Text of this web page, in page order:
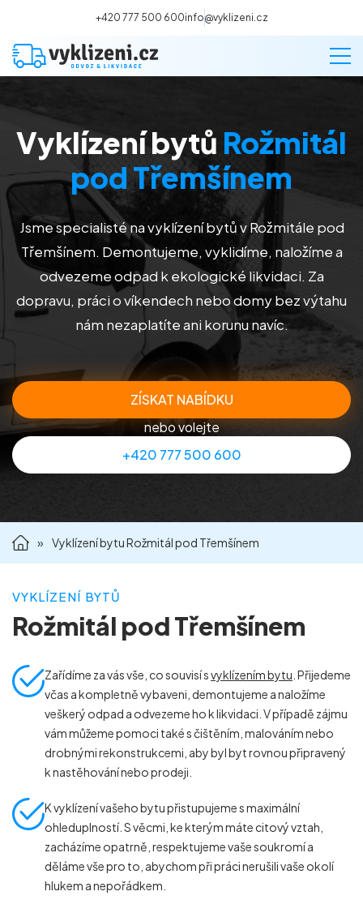
+420 777 500 600info@vyklizeni.cz
Vyklízení
Stěhování
Malování
Deratizace a dezinsekce
Příprava nemovitostí na prodej
Reference
Vyklízení bytů Rožmitál
pod Třemšínem
Jsme specialisté na vyklízení bytů v Rožmitále pod
Třemšínem. Demontujeme, vyklidíme, naložíme a
odvezeme odpad k ekologické likvidaci. Za
dopravu, práci o víkendech nebo domy bez výtahu
nám nezaplatíte ani korunu navíc.
ZÍSKAT NABÍDKU
nebo volejte
+420 777 500 600
» Vyklízení bytu Rožmitál pod Třemšínem
VYKLÍZENÍ BYTŮ
Rožmitál pod Třemšínem
Zařídíme za vás vše, co souvisí svyklízením bytu . Přijedeme
včas a kompletně vybaveni, demontujeme a naložíme
veškerý odpad a odvezeme ho k likvidaci. V případě zájmu
vám můžeme pomoci také s čištěním, malováním nebo
drobnými rekonstrukcemi, aby byl byt rovnou připravený
k nastěhování nebo prodeji.
K vyklízení vašeho bytu přistupujeme s maximální
ohleduplností. S věcmi, ke kterým máte citový vztah,
zacházíme opatrně, respektujeme vaše soukromí a
děláme vše pro to, abychom při práci nerušili vaše okolí
hlukem a nepořádkem.